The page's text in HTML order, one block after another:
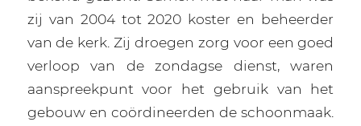
zij van 2004 tot 2020 koster en beheerder
van de kerk. Zij droegen zorg voor een goed
verloop van de zondagse dienst, waren
aanspreekpunt voor het gebruik van het
gebouw en coördineerden de schoonmaak.